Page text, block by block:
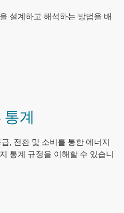
설계하고 해석하는 방법을 배
통계
, 전환 및 소비를 통한 에너지
통계 규정을 이해할 수 있습니